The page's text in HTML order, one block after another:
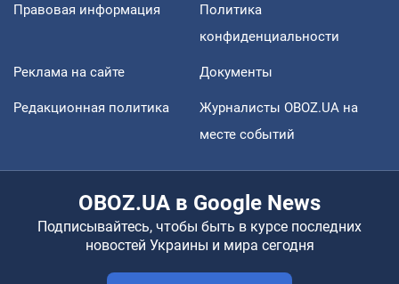
Правовая информация
Политика
конфиденциальности
Реклама на сайте Документы
Редакционная политика
Журналисты OBOZ.UA на
месте событий
OBOZ.UA в Google News
Подписывайтесь, чтобы быть в курсе последних
новостей Украины и мира сегодня